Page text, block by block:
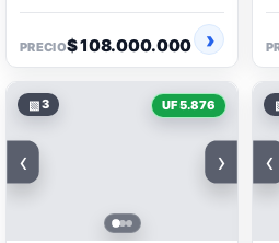
PRECIO$ 108.000.000
▧3 UF 5.876
‹ › ‹